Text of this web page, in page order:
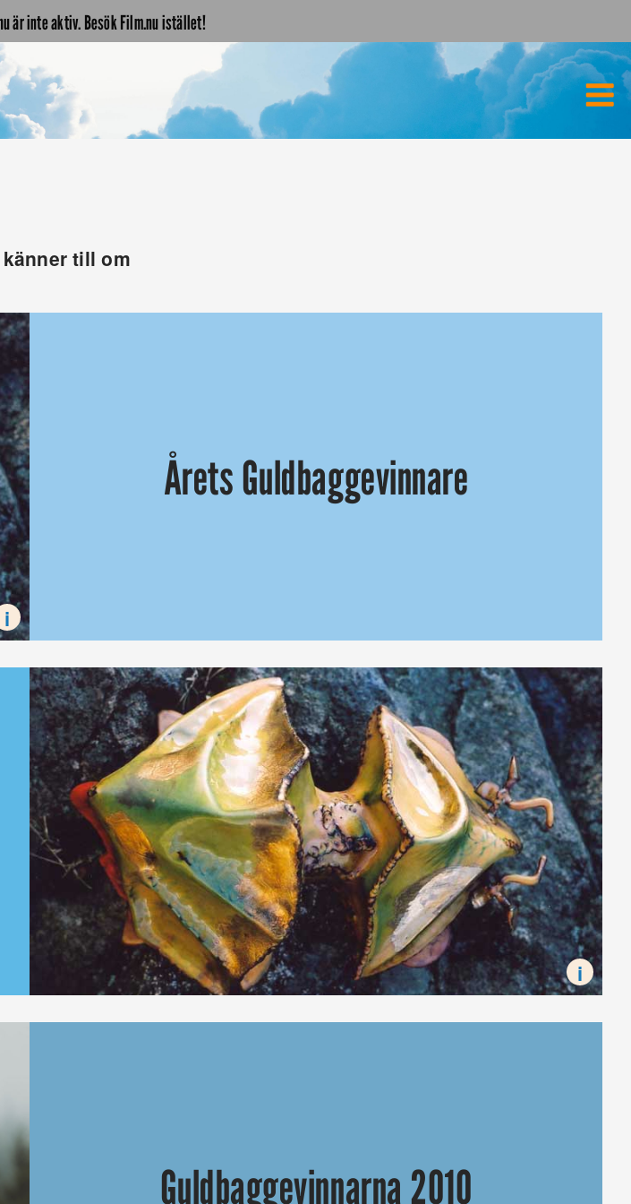
är inte aktiv. Besök Film.nu istället!
till om
i
Årets Guldbaggevinnare
i fler kategorier. Från och med nästa år kommer sju nya guldbaggar att delas ut, bland dem
i
Guldbaggevinnarna 2010